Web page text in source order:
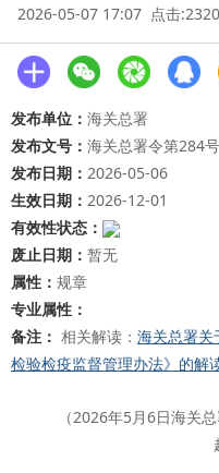
2026-05-07 17:07 点击:2320
发布单位： 海关总署
发布文号： 海关总署令第284号
发布日期： 2026-05-06
生效日期： 2026-12-01
有效性状态：
废止日期： 暂无
属性： 规章
专业属性：
备注： 相关解读： 海关总署关
检验检疫监督管理办法》的解
（2026年5月6日海关